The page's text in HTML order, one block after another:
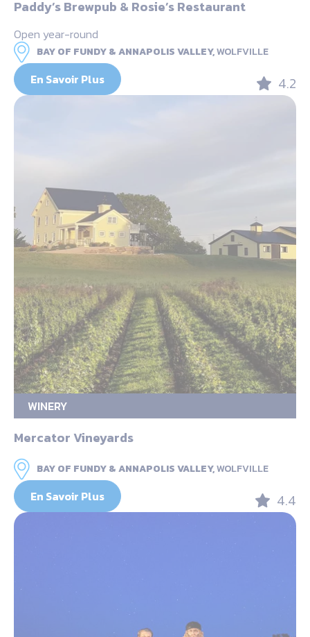
Paddy’s Brewpub & Rosie’s Restaurant
Open year-round
BAY OF FUNDY & ANNAPOLIS VALLEY,WOLFVILLE
En Savoir Plus 4.2
WINERY
Mercator Vineyards
BAY OF FUNDY & ANNAPOLIS VALLEY,WOLFVILLE
En Savoir Plus 4.4